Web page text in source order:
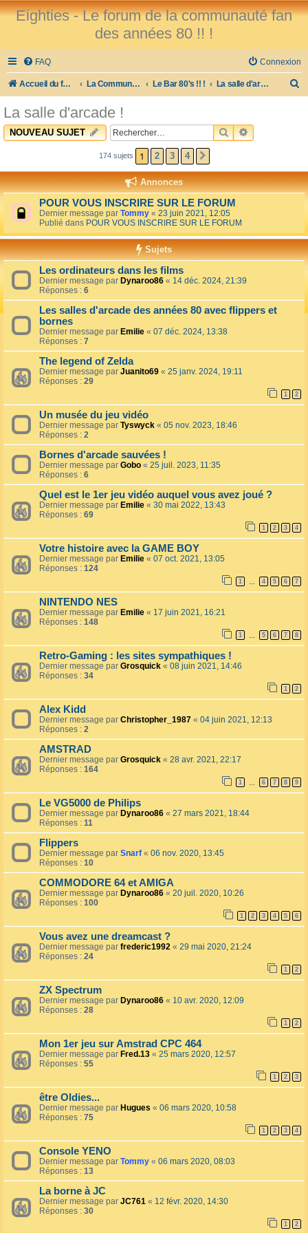
Eighties - Le forum de la communauté fan
des années 80 !! !
FAQ Connexion
Accueil du forum La Communauté des Fans des 80's ! Le Bar 80's !! ! La salle d'arcade !
r
c
La salle d'arcade !
NOUVEAU SUJET RECHERCHER
RECHERCHE
174 sujets 1 2 3 4
Annonces
POUR VOUS INSCRIRE SUR LE FORUM
Dernier message par Tommy « 23 juin 2021, 12:05
Publié dans POUR VOUS INSCRIRE SUR LE FORUM
Sujets
Les ordinateurs dans les films
Dernier message par Dynaroo86 « 14 déc. 2024, 21:39
Réponses : 6
Les salles d'arcade des années 80 avec flippers et
bornes
Dernier message par Emilie « 07 déc. 2024, 13:38
Réponses : 7
The legend of Zelda
Dernier message par Juanito69 « 25 janv. 2024, 19:11
Réponses : 29
1 2
Un musée du jeu vidéo
Dernier message par Tyswyck « 05 nov. 2023, 18:46
Réponses : 2
Bornes d'arcade sauvées !
Dernier message par Gobo « 25 juil. 2023, 11:35
Réponses : 6
Quel est le 1er jeu vidéo auquel vous avez joué ?
Dernier message par Emilie « 30 mai 2022, 13:43
Réponses : 69
1 2 3 4
Votre histoire avec la GAME BOY
Dernier message par Emilie « 07 oct. 2021, 13:05
Réponses : 124
1 … 4 5 6 7
NINTENDO NES
Dernier message par Emilie « 17 juin 2021, 16:21
Réponses : 148
1 … 5 6 7 8
Retro-Gaming : les sites sympathiques !
Dernier message par Grosquick « 08 juin 2021, 14:46
Réponses : 34
1 2
Alex Kidd
Dernier message par Christopher_1987 « 04 juin 2021, 12:13
Réponses : 2
AMSTRAD
Dernier message par Grosquick « 28 avr. 2021, 22:17
Réponses : 164
1 … 6 7 8 9
Le VG5000 de Philips
Dernier message par Dynaroo86 « 27 mars 2021, 18:44
Réponses : 11
Flippers
Dernier message par Snarf « 06 nov. 2020, 13:45
Réponses : 10
COMMODORE 64 et AMIGA
Dernier message par Dynaroo86 « 20 juil. 2020, 10:26
Réponses : 100
1 2 3 4 5 6
Vous avez une dreamcast ?
Dernier message par frederic1992 « 29 mai 2020, 21:24
Réponses : 24
1 2
ZX Spectrum
Dernier message par Dynaroo86 « 10 avr. 2020, 12:09
Réponses : 28
1 2
Mon 1er jeu sur Amstrad CPC 464
Dernier message par Fred.13 « 25 mars 2020, 12:57
Réponses : 55
1 2 3
être Oldies...
Dernier message par Hugues « 06 mars 2020, 10:58
Réponses : 75
1 2 3 4
Console YENO
Dernier message par Tommy « 06 mars 2020, 08:03
Réponses : 13
La borne à JC
Dernier message par JC761 « 12 févr. 2020, 14:30
Réponses : 30
1 2